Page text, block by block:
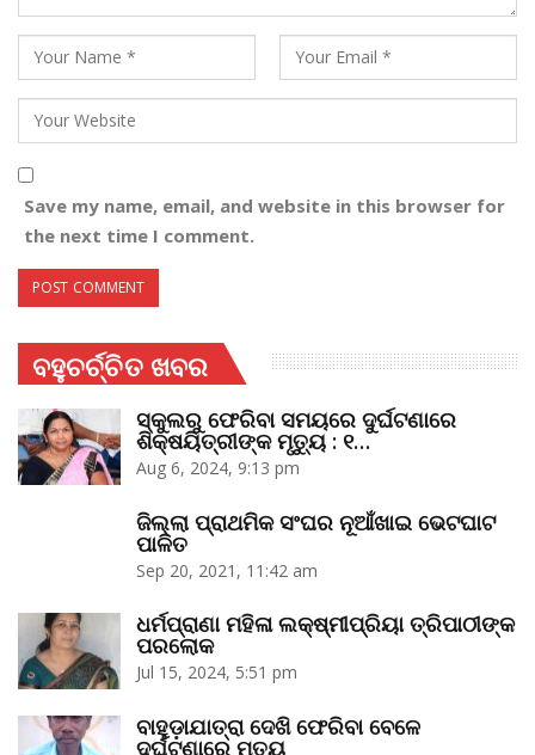
Save my name, email, and website in this browser for
the next time I comment.
ବହୁଚର୍ଚ୍ଚିତ ଖବର
ସ୍କୁଲରୁ ଫେରିବା ସମୟରେ ଦୁର୍ଘଟଣାରେ
ଶିକ୍ଷୟିତ୍ରୀଙ୍କ ମୃତ୍ୟୁ : ୧…
Aug 6, 2024, 9:13 pm
ଜିଲ୍ଲା ପ୍ରାଥମିକ ସଂଘର ନୂଆଁଖାଇ ଭେଟଘାଟ
ପାଳିତ
Sep 20, 2021, 11:42 am
ଧର୍ମପ୍ରାଣା ମହିଳା ଲକ୍ଷ୍ମୀପ୍ରିୟା ତ୍ରିପାଠୀଙ୍କ
ପରଲୋକ
Jul 15, 2024, 5:51 pm
ବାହୁଡ଼ାଯାତ୍ରା ଦେଖି ଫେରିବା ବେଳେ
ଦୁର୍ଘଟଣାରେ ମୃତ୍ୟୁ